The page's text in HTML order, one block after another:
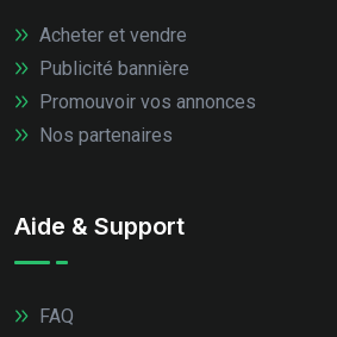
Acheter et vendre
Publicité bannière
Promouvoir vos annonces
Nos partenaires
Aide & Support
FAQ